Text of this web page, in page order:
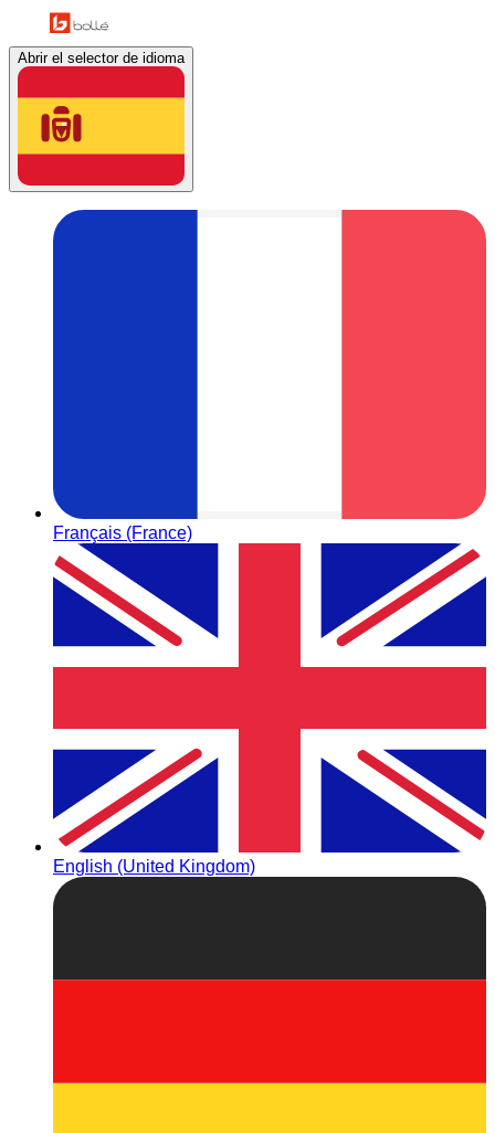
Abrir el selector de idioma
Français (France)
English (United Kingdom)